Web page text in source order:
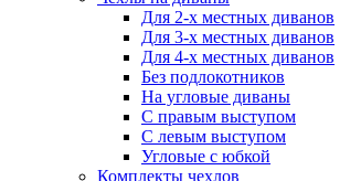
Для 2-х местных диванов
Для 3-х местных диванов
Для 4-х местных диванов
Без подлокотников
На угловые диваны
С правым выступом
С левым выступом
Угловые с юбкой
Комплекты чехлов